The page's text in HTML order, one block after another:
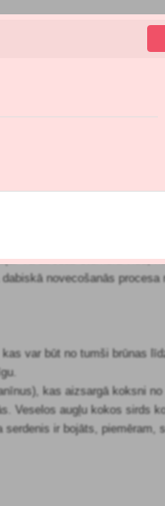
Tā atrodas stumbra vidū,
novecošanās
var būt no tumši brūnas
kas aizsargā koksni
Veselos augļu kokos sirds
ir bojāts,